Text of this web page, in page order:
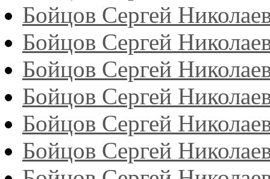
Бойцов Сергей
Бойцов Сергей
Бойцов Сергей
Бойцов Сергей
Бойцов Сергей
Бойцов Сергей